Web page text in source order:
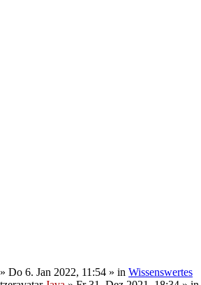
» Do 6. Jan 2022, 11:54 » in Wissenswertes